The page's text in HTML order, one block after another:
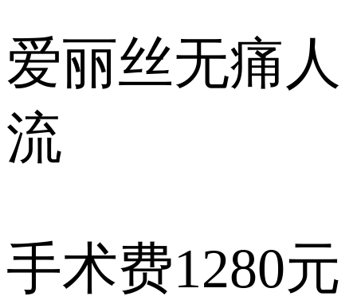
爱丽丝无痛人
流
手术费1280元